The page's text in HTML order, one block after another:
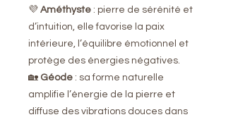
💜 Améthyste : pierre de sérénité et
d’intuition, elle favorise la paix
intérieure, l’équilibre émotionnel et
protège des énergies négatives.
🏡 Géode : sa forme naturelle
amplifie l’énergie de la pierre et
diffuse des vibrations douces dans